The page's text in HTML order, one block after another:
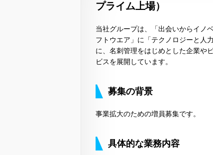
プライム上場）
当社グループは、「出会いからイノ
フトウエア」に「テクノロジーと人
に、名刺管理をはじめとした企業や
ビスを展開しています。
募集の背景
事業拡大のための増員募集です。
具体的な業務内容